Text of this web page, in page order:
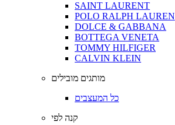
SAINT LAURENT
POLO RALPH LAUREN
DOLCE & GABBANA
BOTTEGA VENETA
TOMMY HILFIGER
CALVIN KLEIN
מותגים מובילים
כל המעצבים
קנה לפי